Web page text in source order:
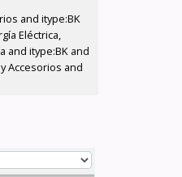
and itype:BK
Eléctrica,
and itype:BK and
Accesorios and